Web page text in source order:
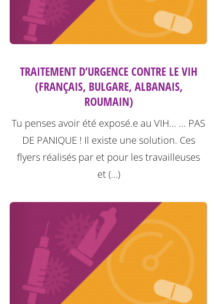
TRAITEMENT D’URGENCE CONTRE LE VIH
(FRANÇAIS, BULGARE, ALBANAIS,
ROUMAIN)
Tu penses avoir été exposé.e au VIH... ... PAS
DE PANIQUE ! Il existe une solution. Ces
flyers réalisés par et pour les travailleuses
et (…)